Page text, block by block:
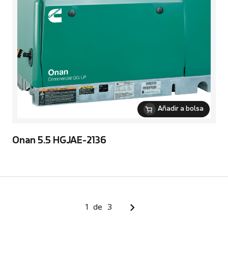
Añadir a bolsa
Onan 5.5 HGJAE-2136
1 de 3